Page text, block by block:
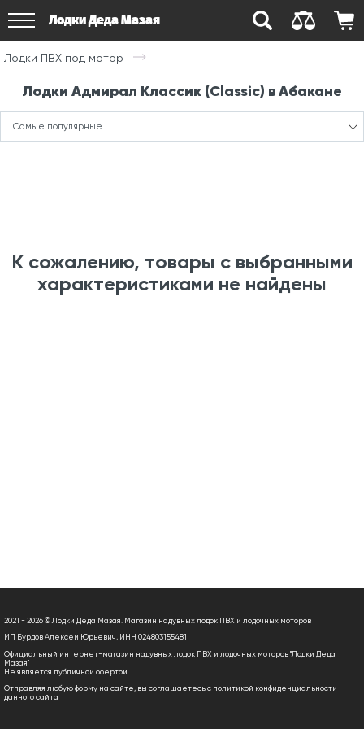
Лодки Деда Мазая
Лодки ПВХ под мотор
Лодки Адмирал Классик (Classic) в Абакане
Самые популярные
К сожалению, товары с выбранными
характеристиками не найдены
2021 - 2026 © Лодки Деда Мазая. Магазин надувных лодок ПВХ и лодочных моторов
ИП Бурдов Алексей Юрьевич, ИНН 024803155481
Официальный интернет-магазин надувных лодок ПВХ и лодочных моторов "Лодки Деда
Мазая"
Не является публичной офертой.
Отправляя любую форму на сайте, вы соглашаетесь с политикой конфиденциальности
данного сайта